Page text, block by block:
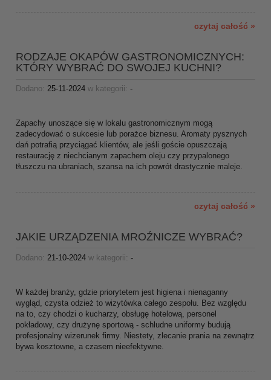
czytaj całość »
RODZAJE OKAPÓW GASTRONOMICZNYCH:
KTÓRY WYBRAĆ DO SWOJEJ KUCHNI?
Dodano: 25-11-2024 w kategorii: -
Zapachy unoszące się w lokalu gastronomicznym mogą
zadecydować o sukcesie lub porażce biznesu. Aromaty pysznych
dań potrafią przyciągać klientów, ale jeśli goście opuszczają
restaurację z niechcianym zapachem oleju czy przypalonego
tłuszczu na ubraniach, szansa na ich powrót drastycznie maleje.
czytaj całość »
JAKIE URZĄDZENIA MROŹNICZE WYBRAĆ?
Dodano: 21-10-2024 w kategorii: -
W każdej branży, gdzie priorytetem jest higiena i nienaganny
wygląd, czysta odzież to wizytówka całego zespołu. Bez względu
na to, czy chodzi o kucharzy, obsługę hotelową, personel
pokładowy, czy drużynę sportową - schludne uniformy budują
profesjonalny wizerunek firmy. Niestety, zlecanie prania na zewnątrz
bywa kosztowne, a czasem nieefektywne.